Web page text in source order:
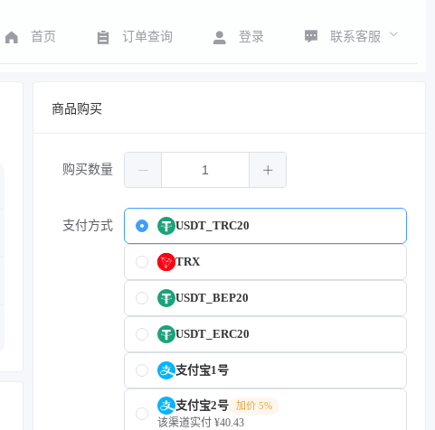
首页 订单查询 登录 联系客服
商品购买
购买数量
支付方式 USDT_TRC20
TRX
USDT_BEP20
USDT_ERC20
支付宝1号
支付宝2号 加价 5%
该渠道实付 ¥40.43